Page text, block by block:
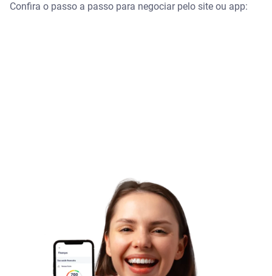
Confira o passo a passo para negociar pelo site ou app: